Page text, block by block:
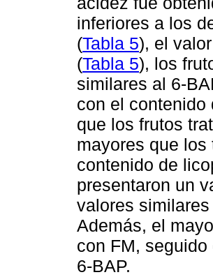
inferiores a los
(Tabla 5), el
(Tabla 5), los
similares al 6-
con el contenido
que los frutos
mayores que los
contenido de
presentaron un
valores
Además, el
con FM,
6-BAP.